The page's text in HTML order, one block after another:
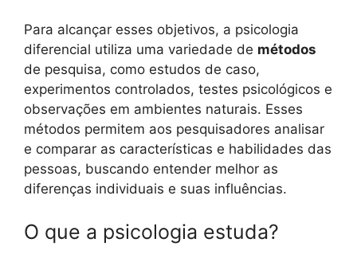
Para alcançar esses objetivos, a psicologia
diferencial utiliza uma variedade de métodos
de pesquisa, como estudos de caso,
experimentos controlados, testes psicológicos e
observações em ambientes naturais. Esses
métodos permitem aos pesquisadores analisar
e comparar as características e habilidades das
pessoas, buscando entender melhor as
diferenças individuais e suas influências.
O que a psicologia estuda?